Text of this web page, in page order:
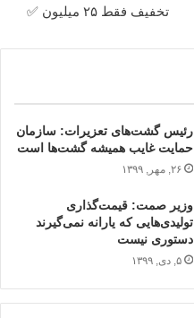
تخفیف فقط ۲۵ میلیون ✅
رئیس گشت‌های تعزیرات: سازمان
حمایت‌ غایب همیشه گشت‌ها است
۲۶, مهر, ۱۳۹۹
وزیر صمت: قیمت‌گذاری
تولیدی‌هایی که یارانه نمی‌گیرند
دستوری نیست
۵, دی, ۱۳۹۹